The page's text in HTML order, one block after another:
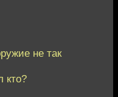
не так
кто?